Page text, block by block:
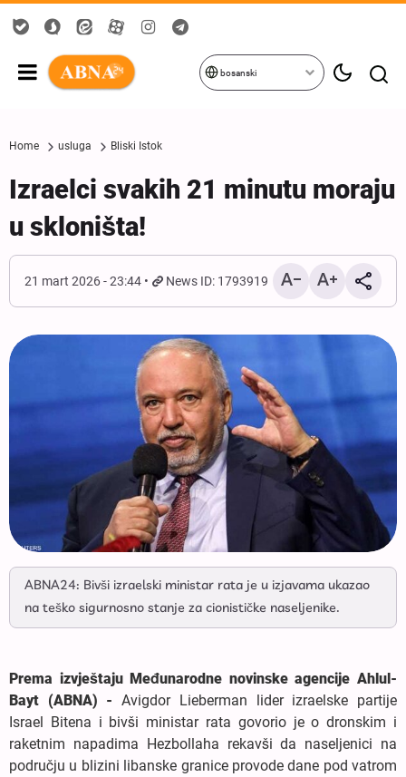
bosanski
Home usluga Bliski Istok
Izraelci svakih 21 minutu moraju
u skloništa!
21 mart 2026 - 23:44 News ID: 1793919
ABNA24: Bivši izraelski ministar rata je u izjavama ukazao
na teško sigurnosno stanje za cionističke naseljenike.
Prema izvještaju Međunarodne novinske agencije Ahlul-
Bayt (ABNA) -Avigdor Lieberman lider izraelske partije
Israel Bitena i bivši ministar rata govorio je o dronskim i
raketnim napadima Hezbollaha rekavši da naseljenici na
području u blizini libanske granice provode dane pod vatrom